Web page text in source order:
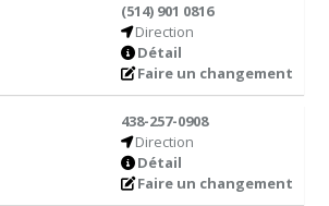
(514) 901 0816
Direction
Détail
Faire un changement
438-257-0908
Direction
Détail
Faire un changement